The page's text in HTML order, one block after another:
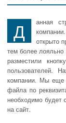
Д
анная
открыто
тем более
разместили
пользователей.
компании. Мы еще
файла по
необходимо будет
на сайт.